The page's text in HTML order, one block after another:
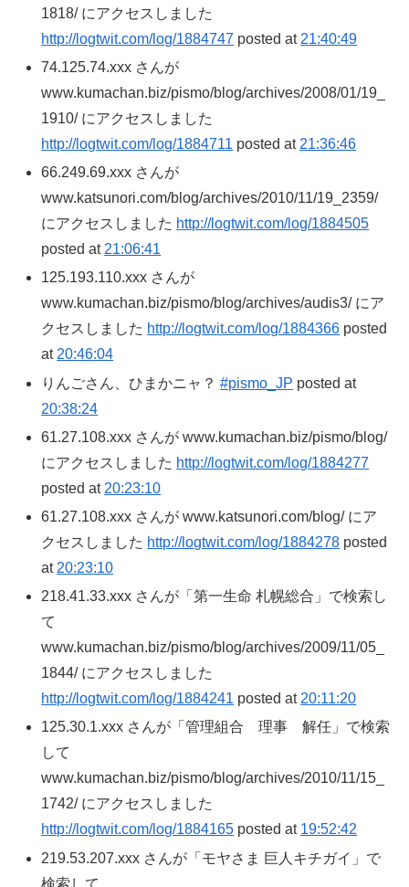
1818/ にアクセスしました
http://logtwit.com/log/1884747 posted at 21:40:49
74.125.74.xxx さんが
www.kumachan.biz/pismo/blog/archives/2008/01/19_
1910/ にアクセスしました
http://logtwit.com/log/1884711 posted at 21:36:46
66.249.69.xxx さんが
www.katsunori.com/blog/archives/2010/11/19_2359/
にアクセスしました http://logtwit.com/log/1884505
posted at 21:06:41
125.193.110.xxx さんが
www.kumachan.biz/pismo/blog/archives/audis3/ にア
クセスしました http://logtwit.com/log/1884366 posted
at20:46:04
りんごさん、ひまかニャ？#pismo_JP posted at
20:38:24
61.27.108.xxx さんが www.kumachan.biz/pismo/blog/
にアクセスしました http://logtwit.com/log/1884277
posted at 20:23:10
61.27.108.xxx さんが www.katsunori.com/blog/ にア
クセスしました http://logtwit.com/log/1884278 posted
at 20:23:10
218.41.33.xxx さんが「第一生命 札幌総合」で検索し
て
www.kumachan.biz/pismo/blog/archives/2009/11/05_
1844/ にアクセスしました
http://logtwit.com/log/1884241 posted at 20:11:20
125.30.1.xxx さんが「管理組合 理事 解任」で検索
して
www.kumachan.biz/pismo/blog/archives/2010/11/15_
1742/ にアクセスしました
http://logtwit.com/log/1884165 posted at 19:52:42
219.53.207.xxx さんが「モヤさま 巨人キチガイ」で
検索して